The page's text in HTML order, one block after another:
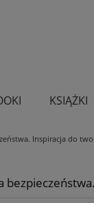
KSIĄŻKI
Inspiracja do